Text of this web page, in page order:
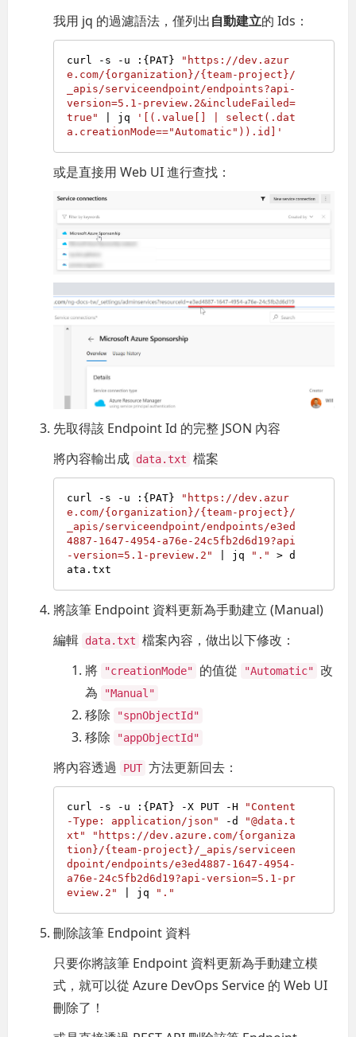
我用 jq 的過濾語法，僅列出自動建立的 Ids：
curl -s -u :{PAT}
"https://dev.azur
e.com/{organization}/{team-project}/
_apis/serviceendpoint/endpoints?api-
version=5.1-preview.2&includeFailed=
true"
| jq
'[(.value[] | select(.dat
a.creationMode=="Automatic")).id]'
或是直接用 Web UI 進行查找：
先取得該 Endpoint Id 的完整 JSON 內容
將內容輸出成 data.txt 檔案
curl -s -u :{PAT}
"https://dev.azur
e.com/{organization}/{team-project}/
_apis/serviceendpoint/endpoints/e3ed
4887-1647-4954-a76e-24c5fb2d6d19?api
-version=5.1-preview.2"
| jq "."
> d
將該筆 Endpoint 資料更新為手動建立 (Manual)
編輯 data.txt 檔案內容，做出以下修改：
將
"creationMode" 的值從 "Automatic" 改
為
"Manual"
移除 "spnObjectId"
移除 "appObjectId"
將內容透過 PUT 方法更新回去：
curl -s -u :{PAT} -X PUT -H
"Content
-Type: application/json"
-d
"@data.t
xt"
"https://dev.azure.com/{organiza
tion}/{team-project}/_apis/serviceen
dpoint/endpoints/e3ed4887-1647-4954-
a76e-24c5fb2d6d19?api-version=5.1-pr
eview.2"
| jq "."
刪除該筆 Endpoint 資料
只要你將該筆 Endpoint 資料更新為手動建立模
式，就可以從 Azure DevOps Service 的 Web UI
刪除了！